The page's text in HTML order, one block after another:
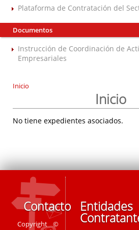
Plataforma de Contratación del
Documentos
Instrucción de Coordinación de
Empresariales
Inicio
Inicio
No tiene expedientes asociados.
Contacto
Copyright ©
Entidades